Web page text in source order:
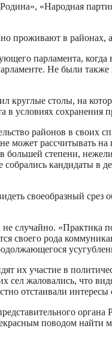
«Народная
проживают в районах,
парламента,
Не были
столы, на
в условиях сохранения
районов в своих
может рассчитывать
большей степени,
кандидаты в
своеобразный
случайно. «Практика
своего рода
их участие в
сел жаловались, что
отстаивали
поводом найти